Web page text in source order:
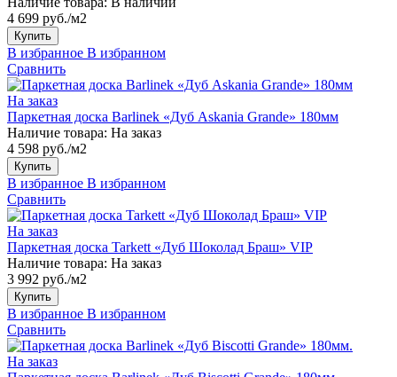
4 699 руб./м2
Купить
В избранное В избранном
Сравнить
На заказ
Паркетная доска Barlinek «Дуб Askania Grande» 180мм
Наличие товара: На заказ
4 598 руб./м2
Купить
В избранное В избранном
Сравнить
На заказ
Паркетная доска Tarkett «Дуб Шоколад Браш» VIP
Наличие товара: На заказ
3 992 руб./м2
Купить
В избранное В избранном
Сравнить
На заказ